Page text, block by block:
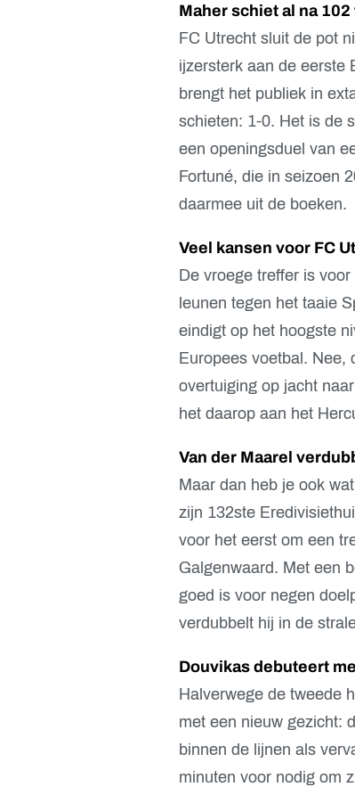
Maher schiet al na
FC Utrecht sluit de pot
ijzersterk aan de eerste
brengt het publiek in
schieten: 1-0. Het is de
een openingsduel van
Fortuné, die in seizoen
daarmee uit de boeken.
Veel kansen voor FC
De vroege treffer is
leunen tegen het taaie
eindigt op het hoogste
Europees voetbal. Nee,
overtuiging op jacht
het daarop aan het
Van der Maarel
Maar dan heb je ook
zijn 132ste
voor het eerst om een
Galgenwaard. Met een
goed is voor negen
verdubbelt hij in de
Douvikas debuteert
Halverwege de tweede
met een nieuw gezicht:
binnen de lijnen als
minuten voor nodig om